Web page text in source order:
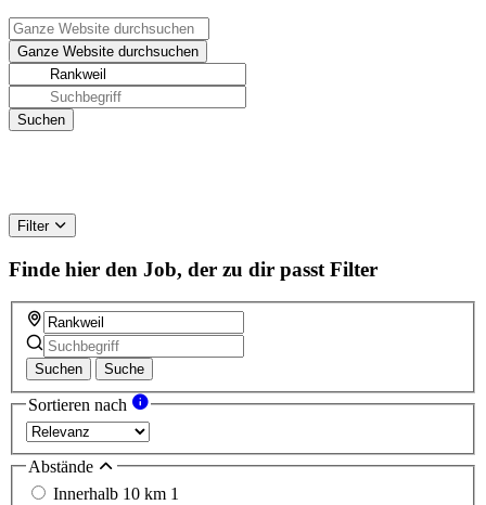
Filter
Finde hier den Job, der zu dir passt Filter
Suchen Suche
Sortieren nach
Abstände
Innerhalb 10 km 1